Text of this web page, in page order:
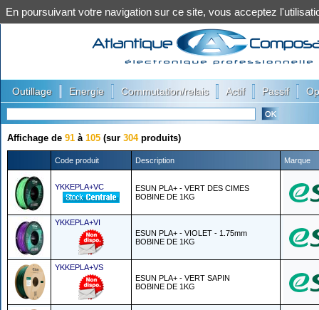
Outillage Energie Commutation/relais Actif Passif
Affichage de 91 à 105 (sur 304produits)
Code produit Description Marque
YKKEPLA+VC
ESUN PLA+ - VERT DES CIMES
BOBINE DE 1KG
YKKEPLA+VI
ESUN PLA+ - VIOLET - 1.75mm
BOBINE DE 1KG
YKKEPLA+VS
ESUN PLA+ - VERT SAPIN
BOBINE DE 1KG
En poursuivant votre navigation sur ce site, vous acceptez